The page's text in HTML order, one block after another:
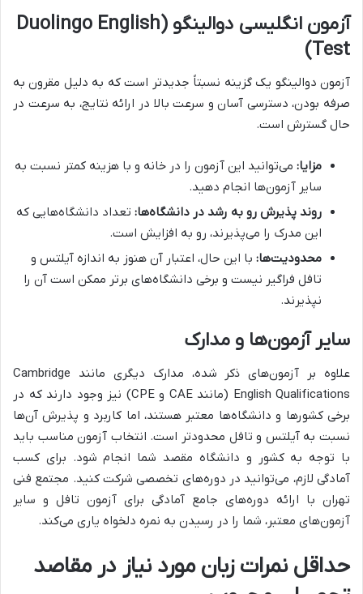
آزمون انگلیسی دوالینگو (Duolingo English
Test)
آزمون دوالینگو یک گزینه نسبتاً جدیدتر است که به دلیل مقرون به
صرفه بودن، دسترسی آسان و سرعت بالا در ارائه نتایج، به سرعت در
حال گسترش است.
مزایا: می‌توانید این آزمون را در خانه و با هزینه کمتر نسبت به
سایر آزمون‌ها انجام دهید.
روند پذیرش رو به رشد در دانشگاه‌ها: تعداد دانشگاه‌هایی که
این مدرک را می‌پذیرند، رو به افزایش است.
محدودیت‌ها: با این حال، اعتبار آن هنوز به اندازه آیلتس و
تافل فراگیر نیست و برخی دانشگاه‌های برتر ممکن است آن را
نپذیرند.
سایر آزمون‌ها و مدارک
علاوه بر آزمون‌های ذکر شده، مدارک دیگری مانند Cambridge
English Qualifications (مانند CAE و CPE) نیز وجود دارند که در
برخی کشورها و دانشگاه‌ها معتبر هستند، اما کاربرد و پذیرش آن‌ها
نسبت به آیلتس و تافل محدودتر است. انتخاب آزمون مناسب باید
با توجه به کشور و دانشگاه مقصد شما انجام شود. برای کسب
آمادگی لازم، می‌توانید در دوره‌های تخصصی شرکت کنید. مجتمع فنی
تهران با ارائه دوره‌های جامع آمادگی برای آزمون تافل و سایر
آزمون‌های معتبر، شما را در رسیدن به نمره دلخواه یاری می‌کند.
حداقل نمرات زبان مورد نیاز در مقاصد